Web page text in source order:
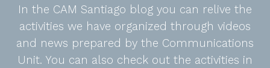
In the CAM Santiago blog you can relive the
activities we have organized through videos
and news prepared by the Communications
Unit. You can also check out the activities in